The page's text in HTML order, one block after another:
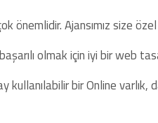
önemlidir. Ajansımız size
olmak için iyi bir web
bir Online varlık,